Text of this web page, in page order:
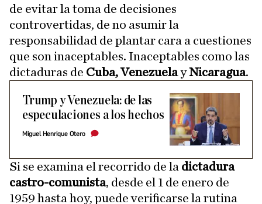
de evitar la toma de decisiones
controvertidas, de no asumir la
responsabilidad de plantar cara a cuestiones
que son inaceptables. Inaceptables como las
dictaduras de Cuba, VenezuelayNicaragua.
Trump y Venezuela: de las
especulaciones a los hechos
Miguel Henrique Otero
Si se examina el recorrido de la dictadura
castro-comunista, desde el 1 de enero de
1959 hasta hoy, puede verificarse la rutina